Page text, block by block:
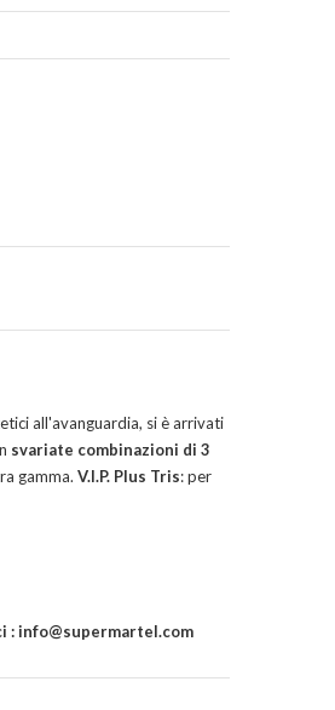
all'avanguardia, si è arrivati
svariate combinazioni di 3
gamma. V.I.P. Plus Tris: per
: info@supermartel.com